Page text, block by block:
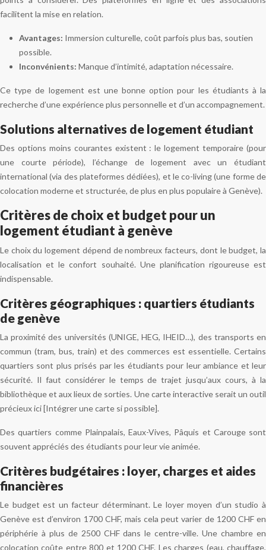
facilitent la mise en relation.
Avantages: Immersion culturelle, coût parfois plus bas, soutien
possible.
Inconvénients: Manque d’intimité, adaptation nécessaire.
Ce type de logement est une bonne option pour les étudiants à la
recherche d’une expérience plus personnelle et d’un accompagnement.
Solutions alternatives de logement étudiant
Des options moins courantes existent : le logement temporaire (pour
une courte période), l’échange de logement avec un étudiant
international (via des plateformes dédiées), et le co-living (une forme de
colocation moderne et structurée, de plus en plus populaire à Genève).
Critères de choix et budget pour un
logement étudiant à genève
Le choix du logement dépend de nombreux facteurs, dont le budget, la
localisation et le confort souhaité. Une planification rigoureuse est
indispensable.
Critères géographiques : quartiers étudiants
de genève
La proximité des universités (UNIGE, HEG, IHEID…), des transports en
commun (tram, bus, train) et des commerces est essentielle. Certains
quartiers sont plus prisés par les étudiants pour leur ambiance et leur
sécurité. Il faut considérer le temps de trajet jusqu’aux cours, à la
bibliothèque et aux lieux de sorties. Une carte interactive serait un outil
précieux ici [Intégrer une carte si possible].
Des quartiers comme Plainpalais, Eaux-Vives, Pâquis et Carouge sont
souvent appréciés des étudiants pour leur vie animée.
Critères budgétaires : loyer, charges et aides
financières
Le budget est un facteur déterminant. Le loyer moyen d’un studio à
Genève est d’environ 1700 CHF, mais cela peut varier de 1200 CHF en
périphérie à plus de 2500 CHF dans le centre-ville. Une chambre en
colocation coûte entre 800 et 1200 CHF. Les charges (eau, chauffage,